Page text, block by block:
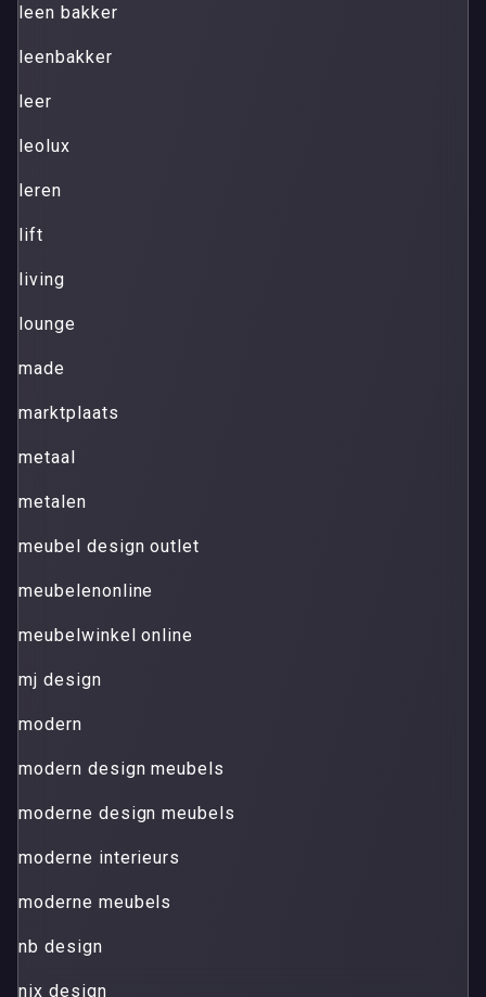
leen bakker
leenbakker
leer
leolux
leren
lift
living
lounge
made
marktplaats
metaal
metalen
meubel design outlet
meubelenonline
meubelwinkel online
mj design
modern
modern design meubels
moderne design meubels
moderne interieurs
moderne meubels
nb design
nix design